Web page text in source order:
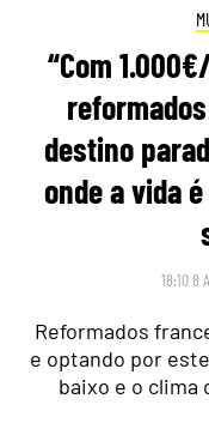
“Com
destino
onde a vida
18:10 8
Reformados
e optando por
baixo e o clima